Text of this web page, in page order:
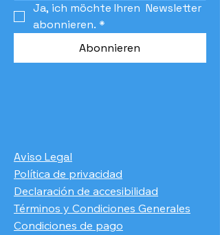
Ja, ich möchte Ihren  Newsletter
abonnieren. *
Abonnieren
Aviso Legal
Política de privacidad
Declaración de accesibilidad
Términos y Condiciones Generales
Condiciones de pago